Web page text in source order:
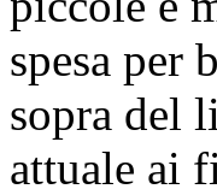
spesa per
sopra del
attuale ai